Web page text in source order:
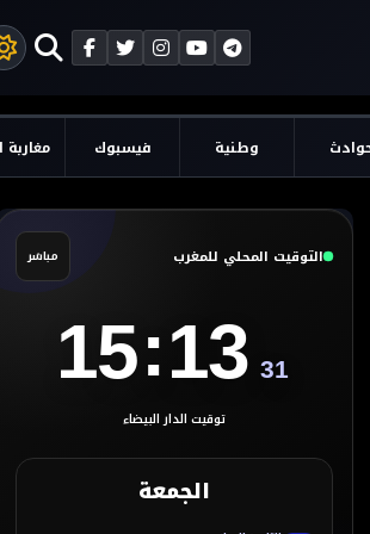
وطنية فيسبوك مغاربة
التوقيت المحلي للمغرب مباشر
15:13 32
توقيت الدار البيضاء
الجمعة